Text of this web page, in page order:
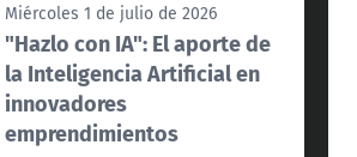
Miércoles 1 de julio de 2026
"Hazlo con IA": El aporte de
la Inteligencia Artificial en
innovadores
emprendimientos